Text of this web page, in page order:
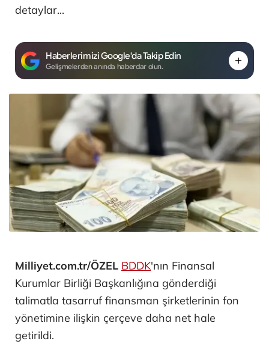
detaylar...
Haberlerimizi Google'da Takip Edin
Gelişmelerden anında haberdar olun.
Milliyet.com.tr/ÖZEL BDDK'nın Finansal
Kurumlar Birliği Başkanlığına gönderdiği
talimatla tasarruf finansman şirketlerinin fon
yönetimine ilişkin çerçeve daha net hale
getirildi.